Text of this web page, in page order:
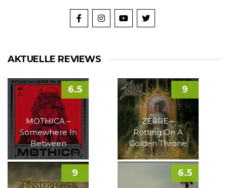
AKTUELLE REVIEWS
MOTHICA –
Somewhere In
Between
6.5
ZERRE –
Rotting On A
Golden Throne
9
9 6.5